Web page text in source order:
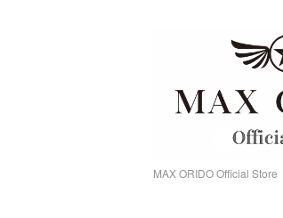
MAX ORIDO Official Store